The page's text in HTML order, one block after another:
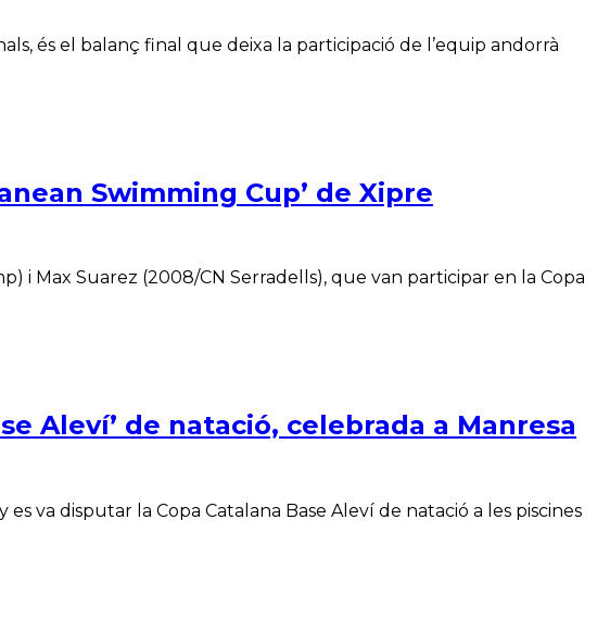
és el balanç final que deixa la participació de l’equip andorrà
Swimming Cup’ de Xipre
i Max Suarez (2008/CN Serradells), que van participar en la Copa
Aleví’ de natació, celebrada a Manresa
va disputar la Copa Catalana Base Aleví de natació a les piscines